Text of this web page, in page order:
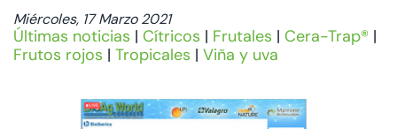
Miércoles, 17 Marzo 2021
Últimas noticias | Cítricos | Frutales | Cera-Trap® |
Frutos rojos | Tropicales | Viña y uva